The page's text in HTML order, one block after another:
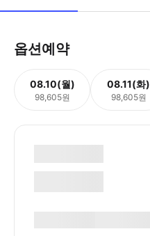
옵션예약
08.10(월)
98,605원
08.11(화)
98,605원